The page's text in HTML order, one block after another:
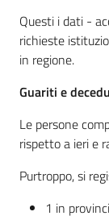
Questi i dati -
richieste
in regione.
Guariti e
Le persone
rispetto a ieri e
Purtroppo, si
1 in